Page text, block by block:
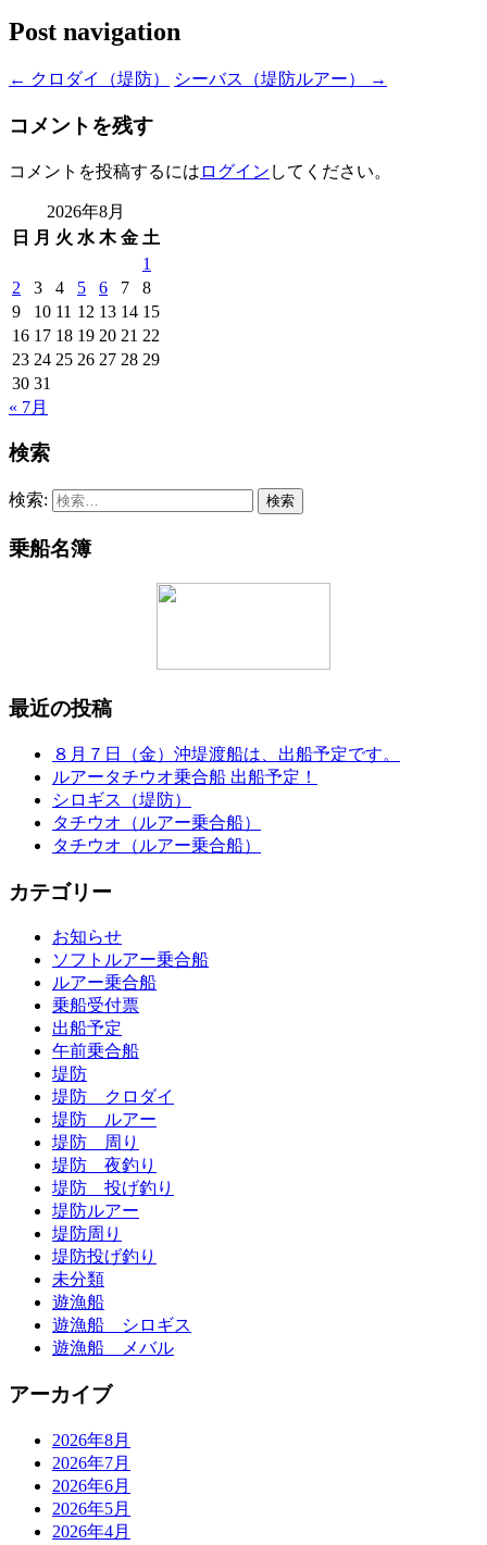
Post navigation
← クロダイ（堤防） シーバス（堤防ルアー） →
コメントを残す
コメントを投稿するには ログイン してください。
2026年8月
日
月 火 水 木 金 土
1
2
3 4 5 6 7
8
9
10 11 12 13 14 15
16 17 18 19 20 21 22
23 24 25 26 27 28 29
30 31
« 7月
検索
検索:
乗船名簿
最近の投稿
８月７日（金）沖堤渡船は、出船予定です。
ルアータチウオ乗合船 出船予定！
シロギス（堤防）
タチウオ（ルアー乗合船）
タチウオ（ルアー乗合船）
カテゴリー
お知らせ
ソフトルアー乗合船
ルアー乗合船
乗船受付票
出船予定
午前乗合船
堤防
堤防 クロダイ
堤防 ルアー
堤防 周り
堤防 夜釣り
堤防 投げ釣り
堤防ルアー
堤防周り
堤防投げ釣り
未分類
遊漁船
遊漁船 シロギス
遊漁船 メバル
アーカイブ
2026年8月
2026年7月
2026年6月
2026年5月
2026年4月